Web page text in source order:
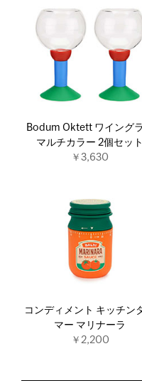
Bodum Oktett ワイング
マルチカラー 2個セット
￥3,630
コンディメント キッチン
マー マリナーラ
￥2,200